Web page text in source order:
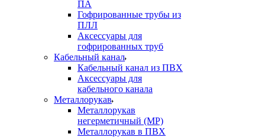
ПА
Гофрированные трубы из
ПЛЛ
Аксессуары для
гофрированных труб
Кабельный канал
Кабельный канал из ПВХ
Аксессуары для
кабельного канала
Металлорукав
Металлорукав
негерметичный (МР)
Металлорукав в ПВХ